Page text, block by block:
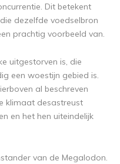
Dit betekent
dezelfde voedselbron
prachtig voorbeeld van.
uitgestorven is, die
een woestijn gebied is.
al beschreven
klimaat desastreust
en het hen uiteindelijk
van de Megalodon.